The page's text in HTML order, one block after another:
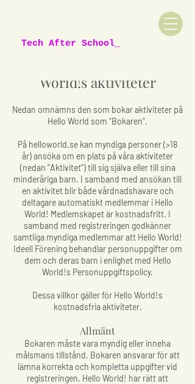
Tech After School_
World!s aktiviteter
Nedan omnämns den som bokar aktiviteter på
Hello World som “Bokaren”.
På helloworld.se kan myndiga personer (>18
år) ansöka om en plats på våra aktiviteter
(nedan ”Aktivitet”) till sig själva eller till sina
minderåriga barn. I samband med ansökan till
en aktivitet blir både vårdnadshavare och
deltagare automatiskt medlemmar i Hello
World! Medlemskapet är kostnadsfritt. I
samband med registreringen godkänner
samtliga myndiga medlemmar att Hello World!
Ideell Förening behandlar personuppgifter om
dem och deras barn i enlighet med Hello
World!s Personuppgiftspolicy.
Dessa villkor gäller för Hello World!s
kostnadsfria aktiviteter.
Allmänt
Bokaren måste vara myndig eller inneha
målsmans tillstånd. Bokaren ansvarar för att
lämna korrekta och kompletta uppgifter vid
registreringen. Hello World! har rätt att